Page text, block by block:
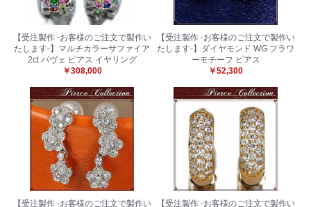
【受注製作 -お客様のご注文で製作い
たします-】マルチカラーサファイア
2ct パヴェ ピアス イヤリング
￥308,000
【受注製作 -お客様のご注文で製作い
たします-】ダイヤモンド WG フラワ
ーモチーフ ピアス
￥52,300
【受注製作 -お客様のご注文で製作い
【受注製作 -お客様のご注文で製作い